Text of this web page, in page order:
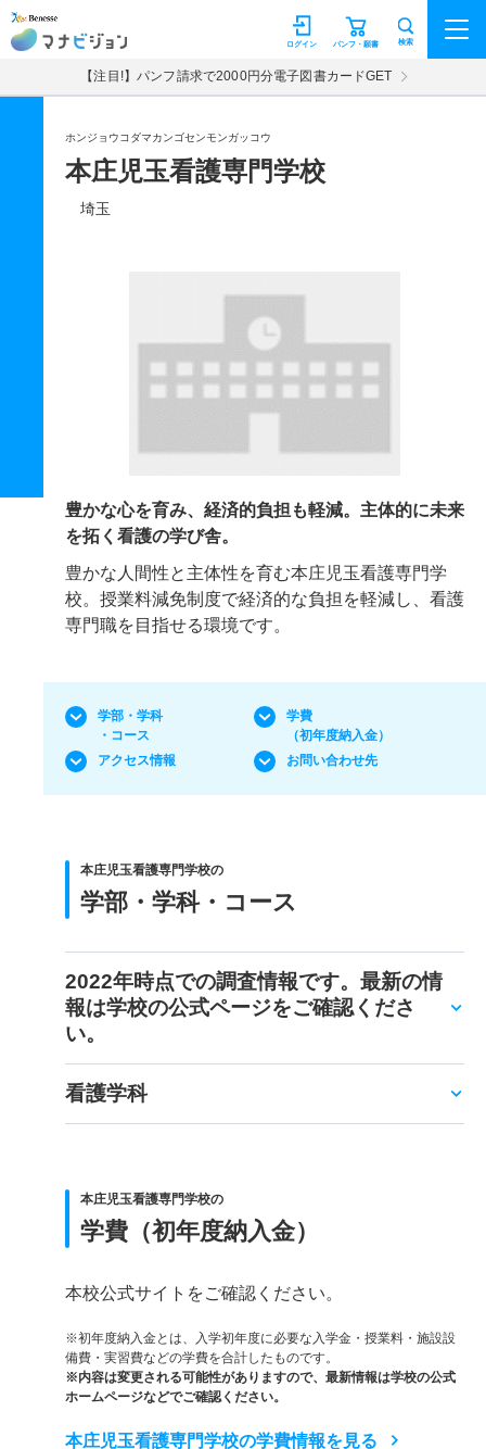
マナビジョン パンフ・願書
ログイン 検索
【注目!】パンフ請求で2000円分電子図書カードGET
ホンジョウコダマカンゴセンモンガッコウ
本庄児玉看護専門学校
埼玉
豊かな心を育み、経済的負担も軽減。主体的に未来
を拓く看護の学び舎。
豊かな人間性と主体性を育む本庄児玉看護専門学
校。授業料減免制度で経済的な負担を軽減し、看護
専門職を目指せる環境です。
学部・学科
・コース
学費
（初年度納入金）
アクセス情報
お問い合わせ先
本庄児玉看護専門学校の
学部・学科・コース
2022年時点での調査情報です。最新の情
報は学校の公式ページをご確認くださ
い。
看護学科
本庄児玉看護専門学校の
学費（初年度納入金）
本校公式サイトをご確認ください。
※初年度納入金とは、入学初年度に必要な入学金・授業料・施設設
備費・実習費などの学費を合計したものです。
※内容は変更される可能性がありますので、最新情報は学校の公式
ホームページなどでご確認ください。
本庄児玉看護専門学校の学費情報を見る